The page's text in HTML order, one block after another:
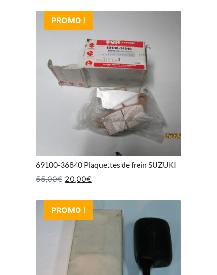
PROMO !
69100-36840 Plaquettes de frein SUZUKI
55,00€ Le prix initial était : 55,00€.
20,00€
PROMO !